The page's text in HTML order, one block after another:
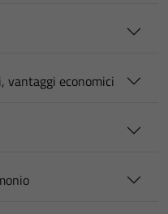
vantaggi economici